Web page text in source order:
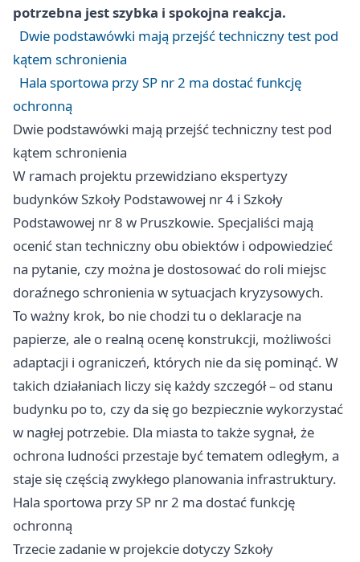
potrzebna jest szybka i spokojna reakcja.
Dwie podstawówki mają przejść techniczny test pod
kątem schronienia
Hala sportowa przy SP nr 2 ma dostać funkcję
ochronną
Dwie podstawówki mają przejść techniczny test pod
kątem schronienia
W ramach projektu przewidziano ekspertyzy
budynków Szkoły Podstawowej nr 4 i Szkoły
Podstawowej nr 8 w Pruszkowie. Specjaliści mają
ocenić stan techniczny obu obiektów i odpowiedzieć
na pytanie, czy można je dostosować do roli miejsc
doraźnego schronienia w sytuacjach kryzysowych.
To ważny krok, bo nie chodzi tu o deklaracje na
papierze, ale o realną ocenę konstrukcji, możliwości
adaptacji i ograniczeń, których nie da się pominąć. W
takich działaniach liczy się każdy szczegół – od stanu
budynku po to, czy da się go bezpiecznie wykorzystać
w nagłej potrzebie. Dla miasta to także sygnał, że
ochrona ludności przestaje być tematem odległym, a
staje się częścią zwykłego planowania infrastruktury.
Hala sportowa przy SP nr 2 ma dostać funkcję
ochronną
Trzecie zadanie w projekcie dotyczy Szkoły